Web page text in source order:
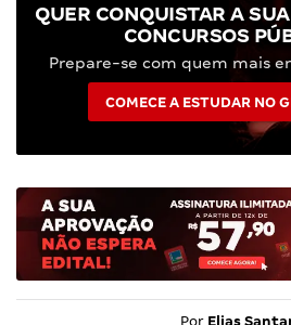
QUER CONQUISTAR A
CONCURSOS
Prepare-se com quem mais
COMECE A ESTUDAR NO
Por Elias